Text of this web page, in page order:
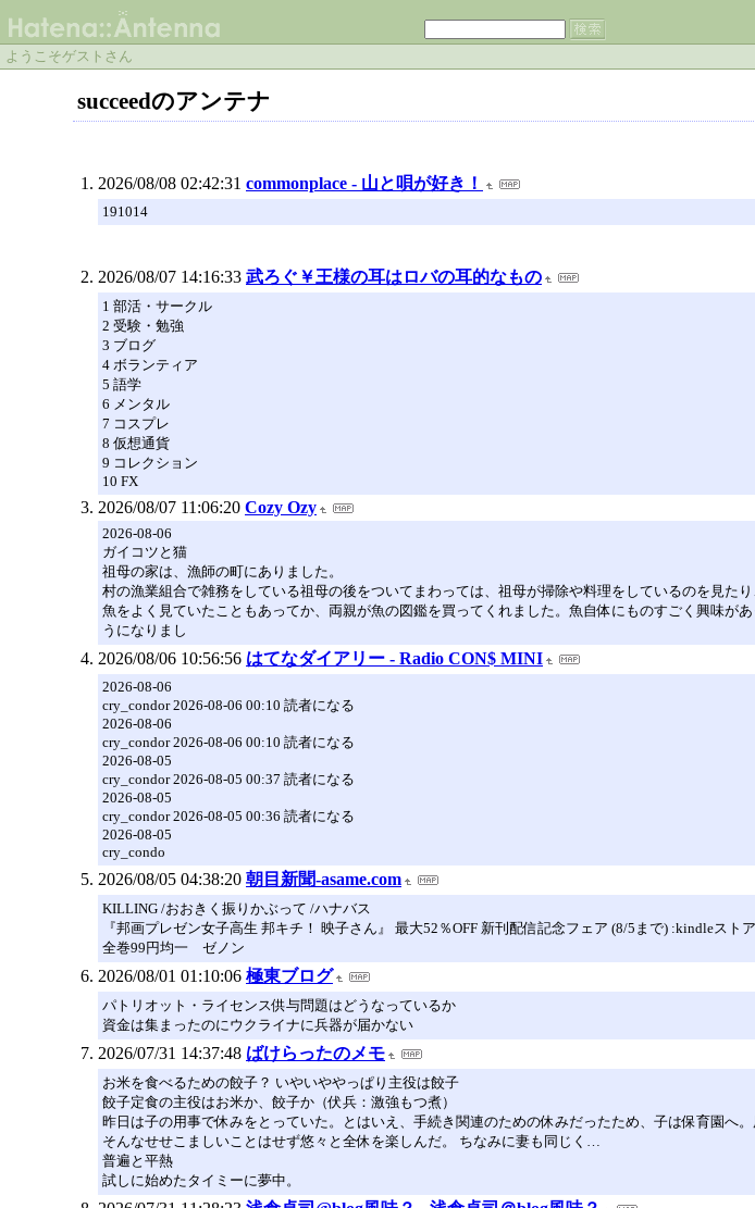
ようこそゲストさん
succeedのアンテナ
2026/08/08 02:42:31 commonplace - 山と唄が好き！
191014
2026/08/07 14:16:33 武ろぐ￥王様の耳はロバの耳的なもの
1 部活・サークル
2 受験・勉強
3 ブログ
4 ボランティア
5 語学
6 メンタル
7 コスプレ
8 仮想通貨
9 コレクション
10 FX
2026/08/07 11:06:20 Cozy Ozy
2026-08-06
ガイコツと猫
祖母の家は、漁師の町にありました。
村の漁業組合で雑務をしている祖母の後をついてまわっては、祖母が掃除や料理をしているのを見た
魚をよく見ていたこともあってか、両親が魚の図鑑を買ってくれました。魚自体にものすごく興味
うになりまし
2026/08/06 10:56:56 はてなダイアリー - Radio CON$ MINI
2026-08-06
cry_condor 2026-08-06 00:10 読者になる
2026-08-06
cry_condor 2026-08-06 00:10 読者になる
2026-08-05
cry_condor 2026-08-05 00:37 読者になる
2026-08-05
cry_condor 2026-08-05 00:36 読者になる
2026-08-05
cry_condo
2026/08/05 04:38:20 朝目新聞-asame.com
KILLING /おおきく振りかぶって /ハナバス
『邦画プレゼン女子高生 邦キチ！ 映子さん』 最大52％OFF 新刊配信記念フェア (8/5まで) :kindleストア
全巻99円均一 ゼノン
2026/08/01 01:10:06 極東ブログ
パトリオット・ライセンス供与問題はどうなっているか
資金は集まったのにウクライナに兵器が届かない
2026/07/31 14:37:48 ばけらったのメモ
お米を食べるための餃子？ いやいややっぱり主役は餃子
餃子定食の主役はお米か、餃子か（伏兵：激強もつ煮）
昨日は子の用事で休みをとっていた。とはいえ、手続き関連のための休みだったため、子は保育園へ
そんなせせこましいことはせず悠々と全休を楽しんだ。 ちなみに妻も同じく…
普遍と平熱
試しに始めたタイミーに夢中。